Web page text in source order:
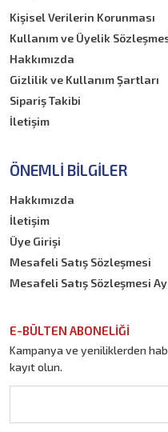
Kişisel Verilerin Korunması
Kullanım ve Üyelik
Hakkımızda
Gizlilik ve Kullanım Şartları
Sipariş Takibi
İletişim
ÖNEMLI BILGILER
Hakkımızda
İletişim
Üye Girişi
Mesafeli Satış Sözleşmesi
Mesafeli Satış Sözleşmesi
E-BÜLTEN ABONELİĞİ
Kampanya ve yeniliklerden
kayıt olun.